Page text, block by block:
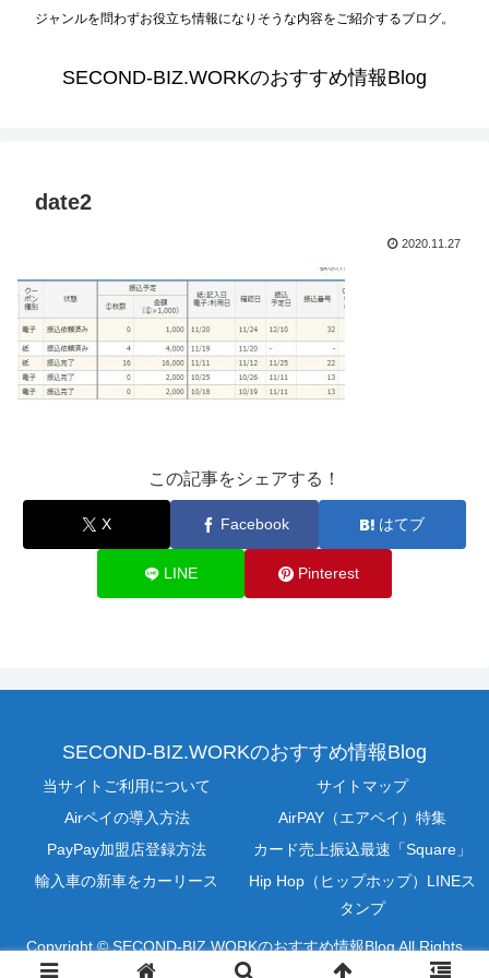
ジャンルを問わずお役立ち情報になりそうな内容をご紹介するブログ。
SECOND-BIZ.WORKのおすすめ情報Blog
date2
2020.11.27
この記事をシェアする！
X Facebook はてブ
LINE Pinterest
SECOND-BIZ.WORKのおすすめ情報Blog
当サイトご利用について
サイトマップ
Airペイの導入方法
AirPAY（エアペイ）特集
PayPay加盟店登録方法
カード売上振込最速「Square」
輸入車の新車をカーリース
Hip Hop（ヒップホップ）LINEス
タンプ
Copyright © SECOND-BIZ.WORKのおすすめ情報Blog All Rights
Reserved.